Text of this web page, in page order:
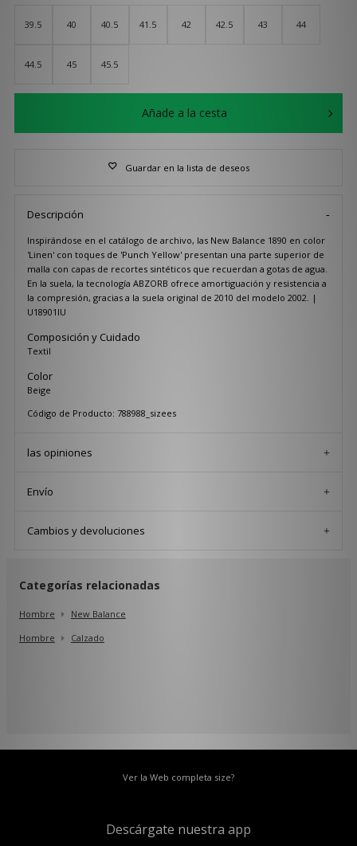
39.5 40 40.5 41.5 42 42.5 43 44
44.5 45 45.5
Añade a la cesta
Guardar en la lista de deseos
Descripción
Inspirándose en el catálogo de archivo, las New Balance 1890 en color
'Linen' con toques de 'Punch Yellow' presentan una parte superior de
malla con capas de recortes sintéticos que recuerdan a gotas de agua.
En la suela, la tecnología ABZORB ofrece amortiguación y resistencia a
la compresión, gracias a la suela original de 2010 del modelo 2002. |
U18901IU
Composición y Cuidado
Textil
Color
Beige
Código de Producto: 788988_sizees
las opiniones
Envío
Cambios y devoluciones
Categorías relacionadas
Hombre
New Balance
Hombre
Calzado
Ver la Web completa size?
Descárgate nuestra app